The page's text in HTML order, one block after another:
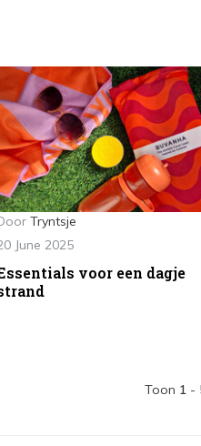
Tryntsje
June 2025
voor een dagje
Toon 1 -